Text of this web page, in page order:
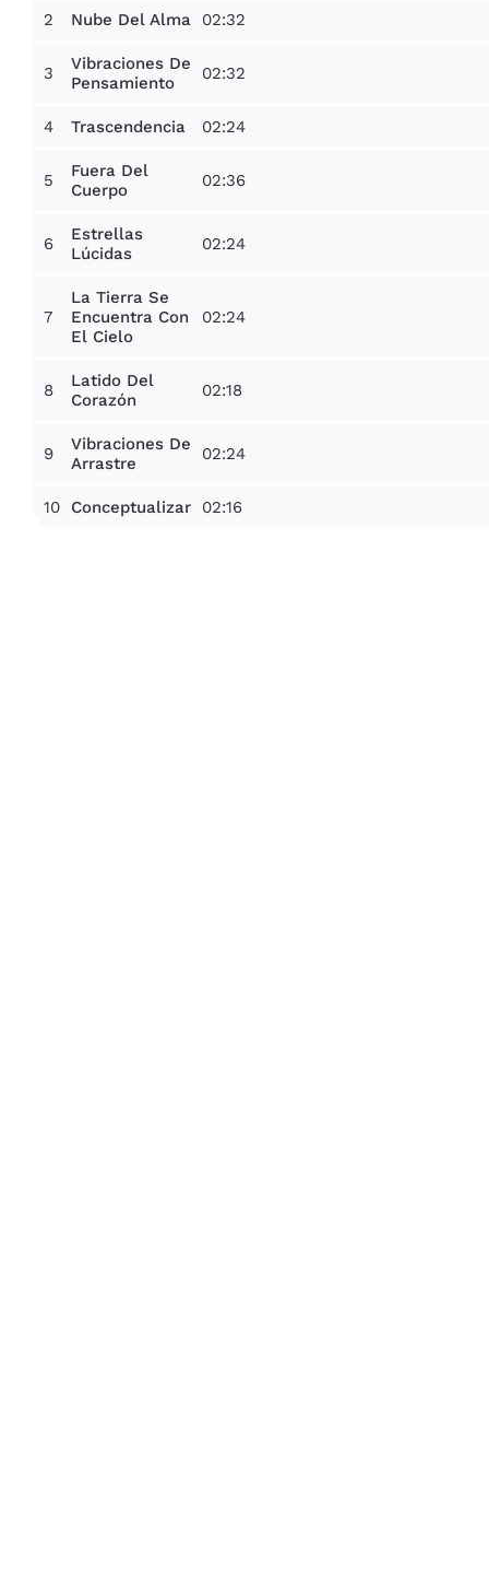
2 Nube Del Alma 02:32
3
Vibraciones De
Pensamiento
02:32
4 Trascendencia 02:24
5
Fuera Del
Cuerpo
02:36
6
Estrellas
Lúcidas
02:24
7
La Tierra Se
Encuentra Con
El Cielo
02:24
8
Latido Del
Corazón
02:18
9
Vibraciones De
Arrastre
02:24
10 Conceptualizar 02:16